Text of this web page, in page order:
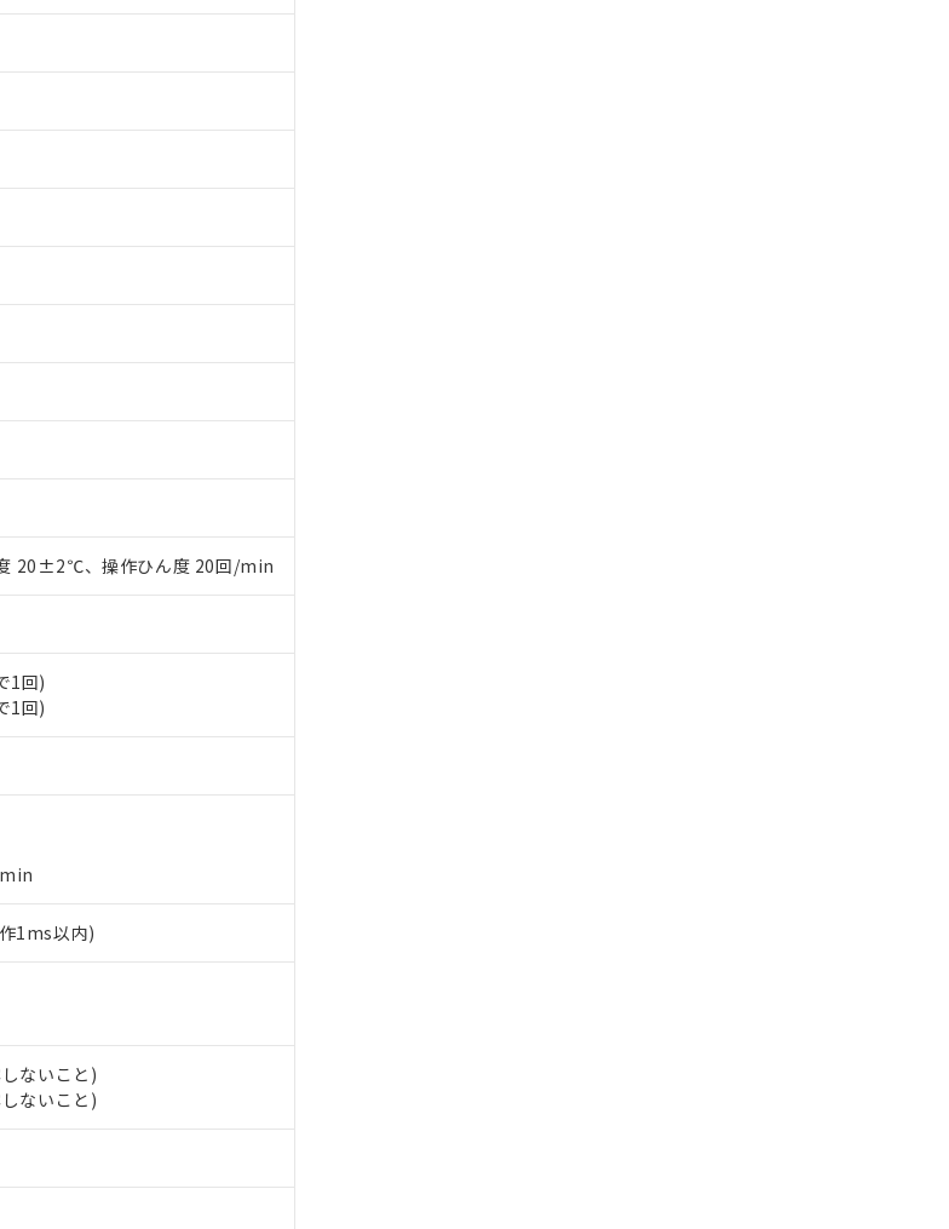
20±2℃、操作ひん度 20回/min
1回)
1回)
1ms以内)
ないこと)
ないこと)
えご利用ください。
取扱商品の当社在庫状況および標準価格(税抜)を提供させていただ
は、本サービスの対象外となる商品もあることをご了承ください。
は、記載している更新日時点での社内データに基づき作成されるも
お客様のお取引先、またはお客様担当のオムロン制御機器販売店・
売拠点は「
社の事前の承諾なく第三者に漏洩または開示しないようお願いしま
サービス）をご利用いただくには、I-Webメンバーズにご登録され
るお客様との取引・商談に必要な範囲で利用することをご了承くだ
非含有に対応した製品に切り替える予定のある商品です。
）の非含有に非対応の商品で、対応品を出す予定はありません。
）の非含有の対応状況を調査中または確認中の商品です。
有害物質有無と関係のない商品です。
ていたものが、含有品と判明した場合などやむを得ず変更すること
カドミウム(Cd) 100ppm以下、
ニル類(PBB) 1000ppm以下、ポリ臭化ジフェニルエーテル類(PBDE) 1000ppm以下、
1000ppm以下、フタル酸ブチルベンジル（BBP） 1000ppm以下、フタル酸ジブチ
ル (DIBP) 1000ppm以下
対する適用除外項目は除く。
える意図的な使用がないことを確認しています。
予定月が前後することがあります。
の基準値以下であることを示します。
の基準値を超えていることを示します。
問い合わせください。
酸ジイソブチル) : 1000ppm、 BBP(フタル酸ブチルベンジル) : 1000ppm、
基準値以下であることを示します。
物質が外部に漏えいし、環境に深刻な影響を及ぼさない年数を意
問い合わせください。
外国為替および外国貿易法に定める商品（以下｢規制貨物等」とい
る場合は、日本国政府の輸出許可(または役務取引許可)を取得する
、完全に破砕するなど、違法に輸出されないよう必要な手段を講じ
イル、化学兵器、生物兵器またはその他武器並びにこれらの製造装
する場合は、上記1、2および3の内容を当該第三者に通知します。
係わる関係者が違法に輸出するおそれがある場合は、取り引きをい
り
いては、お客様のお取引先、またはお客様担当のオムロン制御
確認ください)
の情報を公開していない機種